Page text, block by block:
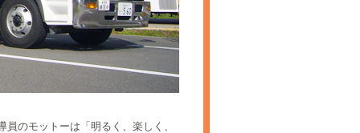
のモットーは「明るく、楽しく、